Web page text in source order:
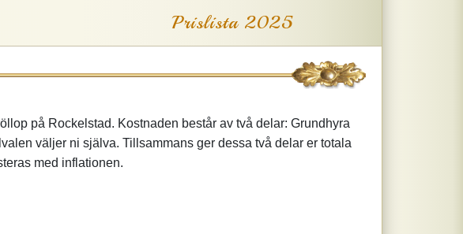
Prislista 2025
på Rockelstad. Kostnaden består av två delar: Grundhyra
väljer ni själva. Tillsammans ger dessa två delar er totala
med inflationen.